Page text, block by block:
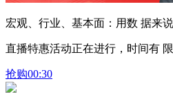
宏观、行业、基本面：用数 据来说
直播特惠活动正在进行，时间有
抢购00:30